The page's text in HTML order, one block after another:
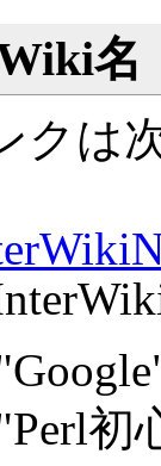
名
クは
Perl初